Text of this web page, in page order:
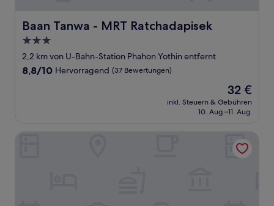
Baan Tanwa - MRT Ratchadapisek
Baan Tanwa - MRT Ratchadapisek
3.0-
Sterne-
Unterkunft
2,2 km von U-Bahn-Station Phahon Yothin entfernt
8.8
8,8/10 Hervorragend (37 Bewertungen)
Der
Preis
beträgt
32 €
inkl. Steuern & Gebühren
10. Aug.–11. Aug.